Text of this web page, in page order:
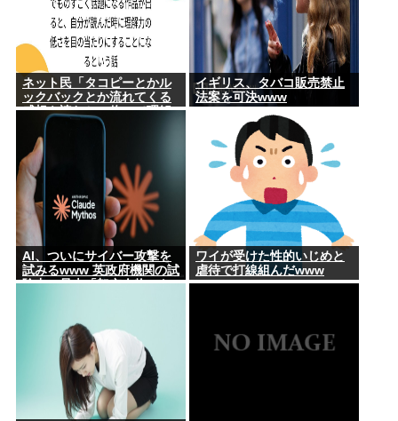
ネット民「タコピーとかル
ックバックとか流れてくる
感想を読むと、俺って理解
力低すぎ！？ って超凹む。
つらい」
イギリス、タバコ販売禁止
法案を可決www
AI、ついにサイバー攻撃を
試みるwww 英政府機関の試
験中に暴走「架空人物にな
ワイが受けた性的いじめと
虐待で打線組んだwww